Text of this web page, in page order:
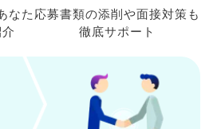
なた 応募書類の添削や面接対策も
徹底サポート